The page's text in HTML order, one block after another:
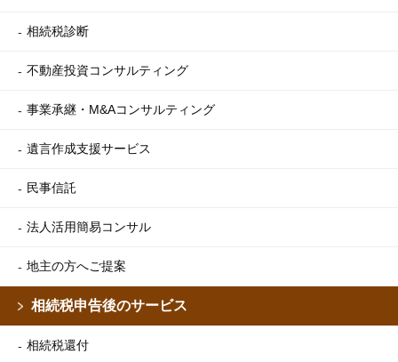
相続税診断
不動産投資コンサルティング
事業承継・M&Aコンサルティング
遺言作成支援サービス
民事信託
法人活用簡易コンサル
地主の方へご提案
相続税申告後のサービス
相続税還付